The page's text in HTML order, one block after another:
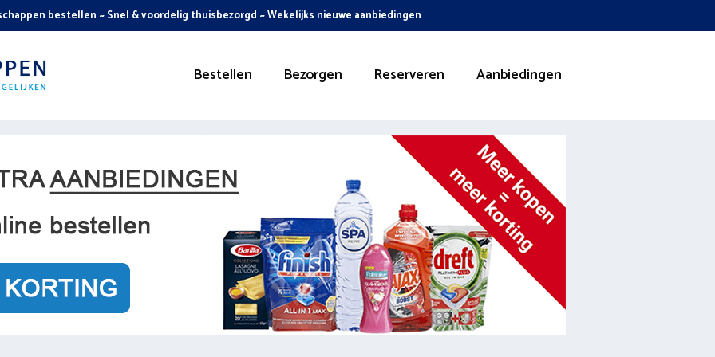
bestellen ~ Snel & voordelig thuisbezorgd ~ Wekelijks nieuwe aanbiedingen
Bestellen Bezorgen Reserveren Aanbiedingen